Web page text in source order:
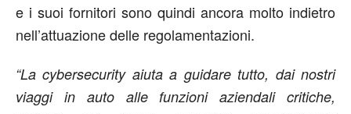
e i suoi fornitori sono quindi ancora molto indietro
nell’attuazione delle regolamentazioni.
“La cybersecurity aiuta a guidare tutto, dai nostri
viaggi in auto alle funzioni aziendali critiche,